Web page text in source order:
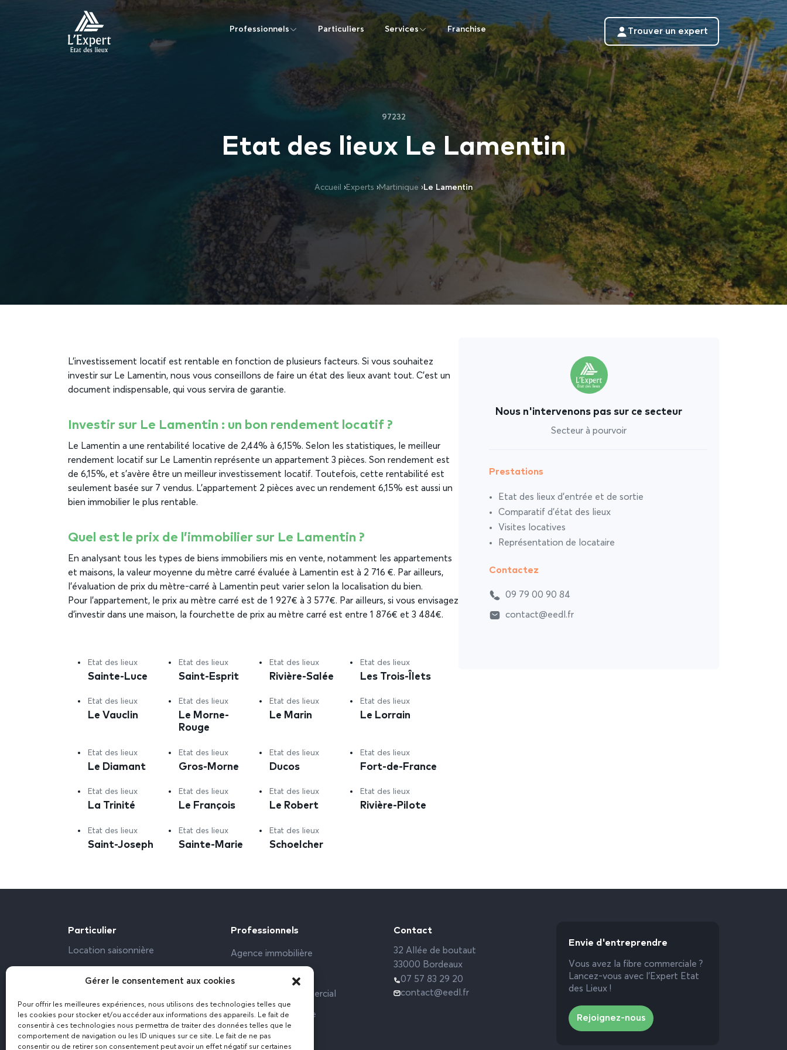
Gérer le consentement aux cookies
Pour offrir les meilleures expériences, nous utilisons des technologies telles que
les cookies pour stocker et/ou accéder aux informations des appareils. Le fait de
consentir à ces technologies nous permettra de traiter des données telles que le
comportement de navigation ou les ID uniques sur ce site. Le fait de ne pas
consentir ou de retirer son consentement peut avoir un effet négatif sur certaines
Professionnels Particuliers Services Franchise Trouver un expert
97232
Etat des lieux Le Lamentin
Accueil ›Experts ›Martinique ›Le Lamentin
L’investissement locatif est rentable en fonction de plusieurs facteurs. Si vous souhaitez
investir sur Le Lamentin, nous vous conseillons de faire un état des lieux avant tout. C’est un
document indispensable, qui vous servira de garantie.
Investir sur Le Lamentin : un bon rendement locatif ?
Le Lamentin a une rentabilité locative de 2,44% à 6,15%. Selon les statistiques, le meilleur
rendement locatif sur Le Lamentin représente un appartement 3 pièces. Son rendement est
de 6,15%, et s’avère être un meilleur investissement locatif. Toutefois, cette rentabilité est
seulement basée sur 7 vendus. L’appartement 2 pièces avec un rendement 6,15% est aussi un
bien immobilier le plus rentable.
Quel est le prix de l’immobilier sur Le Lamentin ?
En analysant tous les types de biens immobiliers mis en vente, notamment les appartements
et maisons, la valeur moyenne du mètre carré évaluée à Lamentin est à 2 716 €. Par ailleurs,
l’évaluation de prix du mètre-carré à Lamentin peut varier selon la localisation du bien.
Pour l’appartement, le prix au mètre carré est de 1 927€ à 3 577€. Par ailleurs, si vous envisagez
d’investir dans une maison, la fourchette de prix au mètre carré est entre 1 876€ et 3 484€.
Etat des lieux
Sainte-Luce
Etat des lieux
Saint-Esprit
Etat des lieux
Rivière-Salée
Etat des lieux
Les Trois-Îlets
Etat des lieux
Le Vauclin
Etat des lieux
Le Morne-
Rouge
Etat des lieux
Le Marin
Etat des lieux
Le Lorrain
Etat des lieux
Le Diamant
Etat des lieux
Gros-Morne
Etat des lieux
Ducos
Etat des lieux
Fort-de-France
Etat des lieux
La Trinité
Etat des lieux
Le François
Etat des lieux
Le Robert
Etat des lieux
Rivière-Pilote
Etat des lieux
Saint-Joseph
Etat des lieux
Sainte-Marie
Etat des lieux
Schoelcher
Nous n'intervenons pas sur ce secteur
Secteur à pourvoir
Prestations
Etat des lieux d’entrée et de sortie
Comparatif d’état des lieux
Visites locatives
Représentation de locataire
Contactez
09 79 00 90 84
contact@eedl.fr
Particulier
Location saisonnière
Professionnels
Agence immobilière
Bureau, Local commercial
Résidence étudiante
Contact
32 Allée de boutaut
33000 Bordeaux
07 57 83 29 20
contact@eedl.fr
Envie d'entreprendre
Vous avez la fibre commerciale ?
Lancez-vous avec l’Expert Etat
des Lieux !
Rejoignez-nous